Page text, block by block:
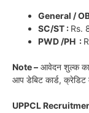
General /
SC/ST : Rs.
PWD /PH :
Note – आवेदन शुल्क का
आप डेबिट कार्ड,
UPPCL